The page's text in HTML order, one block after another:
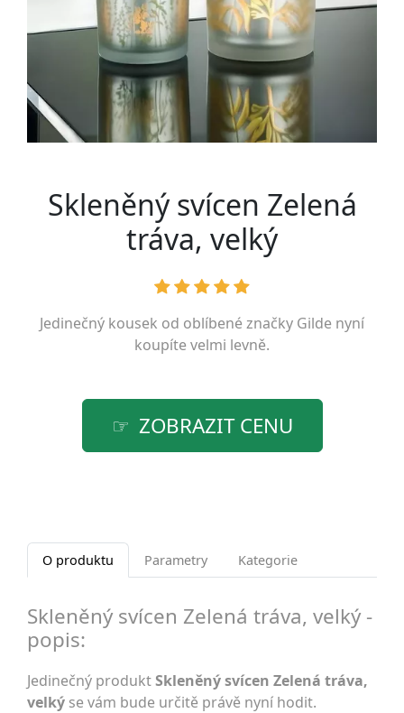
Skleněný svícen Zelená
tráva, velký
Jedinečný kousek od oblíbené značky Gilde nyní
koupíte velmi levně.
ZOBRAZIT CENU
O produktu Parametry Kategorie
Skleněný svícen Zelená tráva, velký -
popis:
Jedinečný produktSkleněný svícen Zelená tráva,
velký se vám bude určitě právě nyní hodit.